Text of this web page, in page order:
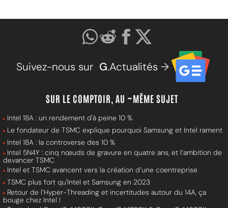
Suivez-nous sur G.Actualités →
SUR LE COMPTOIR, AU ~MÊME SUJET
Intel 18A : un rendement d'à peine 10 %
Le fondateur de TSMC explique pourquoi Samsung et Intel rament
Intel 18A : la controverse des 10 %
Intel 5N4Y : cinq nœuds de gravure en quatre ans, et l’ambition de
devancer TSMC
Intel et TSMC avancent vers la création d’une coentreprise
TSMC plus fort qu'Intel et Samsung en 2023
Retour de l’Hyper-Threading et incertitudes autour du 14A, ça
bouge chez Intel !